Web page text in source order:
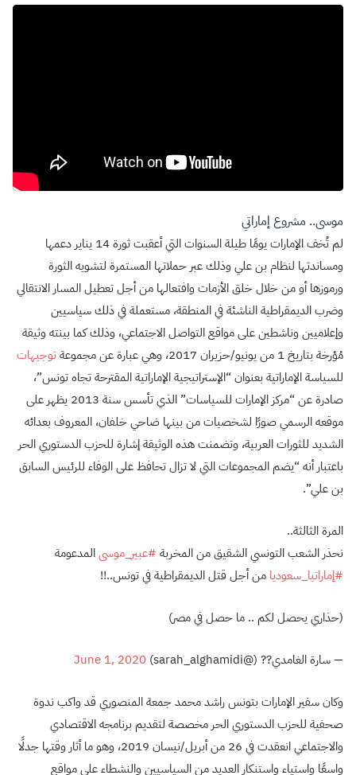
موسى.. مشروع إماراتي
لم تُخف الإمارات يومًا طيلة السنوات التي أعقبت ثورة 14 يناير دعمها
ومساندتها لنظام بن علي وذلك عبر حملاتها المستمرة لتشويه الثورة
ورموزها أو من خلال خلق الأزمات وافتعالها من أجل تعطيل المسار الانتقالي
وضرب الديمقراطية الناشئة في المنطقة، مستعملة في ذلك سياسيين
وإعلاميين وناشطين على مواقع التواصل الاجتماعي، وذلك كما بينته وثيقة
مُؤرخة بتاريخ 1 من يونيو/حزيران 2017، وهي عبارة عن مجموعة
توجيهات
للسياسة الإماراتية بعنوان “الإستراتيجية الإماراتية المقترحة تجاه تونس”،
صادرة عن “مركز الإمارات للسياسات” الذي تأسس سنة 2013 يظهر على
موقعه الرسمي صورًا لشخصيات من بينها ضاحي خلفان، المعروف بعدائه
الشديد للثورات العربية، وتضمنت هذه الوثيقة إشارة للحزب الدستوري الحر
باعتبار أنه “يضم المجموعات التي لا تزال تحافظ على الوفاء للرئيس السابق
بن علي”.
المرة الثالثة..
نحذر الشعب التونسي الشقيق من المخربة #عبير_موسىالمدعومة
#إماراتيا_سعوديا من أجل قتل الديمقراطية في تونس..!!
(حذاري يحصل لكم .. ما حصل في مصر)
— سارة الغامدي?? (@sarah_alghamidi) June 1, 2020
وكان سفير الإمارات بتونس راشد محمد جمعة المنصوري قد واكب ندوة
صحفية للحزب الدستوري الحر مخصصة لتقديم برنامجه الاقتصادي
والاجتماعي انعقدت في 26 من أبريل/نيسان 2019، وهو ما أثار وقتها جدلًا
واسعًا واستياء واستنكار العديد من السياسيين والنشطاء على مواقع